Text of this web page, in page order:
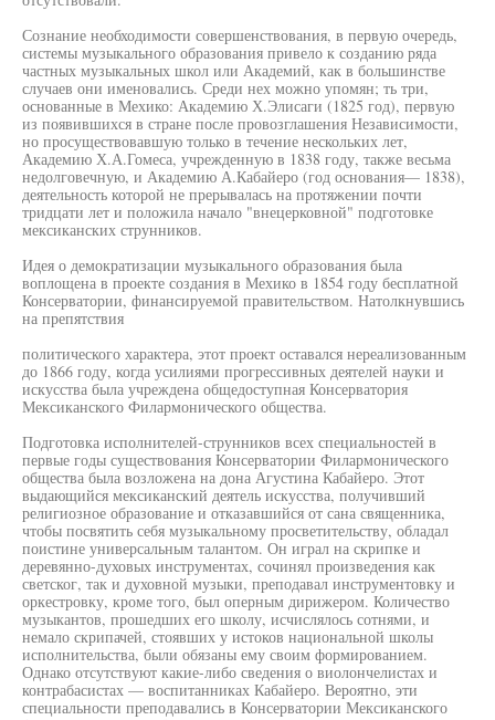
Сознание необходимости совершенствования, в первую очередь,
системы музыкального образования привело к созданию ряда
частных музыкальных школ или Академий, как в большинстве
случаев они именовались. Среди нех можно упомян; ть три,
основанные в Мехико: Академию Х.Элисаги (1825 год), первую
из появившихся в стране после провозглашения Независимости,
но просуществовавшую только в течение нескольких лет,
Академию Х.А.Гомеса, учрежденную в 1838 году, также весьма
недолговечную, и Академию А.Кабайеро (год основания— 1838),
деятельность которой не прерывалась на протяжении почти
тридцати лет и положила начало "внецерковной" подготовке
мексиканских струнников.
Идея о демократизации музыкального образования была
воплощена в проекте создания в Мехико в 1854 году бесплатной
Консерватории, финансируемой правительством. Натолкнувшись
на препятствия
политического характера, этот проект оставался нереализованным
до 1866 году, когда усилиями прогрессивных деятелей науки и
искусства была учреждена общедоступная Консерватория
Мексиканского Филармонического общества.
Подготовка исполнителей-струнников всех специальностей в
первые годы существования Консерватории Филармонического
общества была возложена на дона Агустина Кабайеро. Этот
выдающийся мексиканский деятель искусства, получивший
религиозное образование и отказавшийся от сана священника,
чтобы посвятить себя музыкальному просветительству, обладал
поистине универсальным талантом. Он играл на скрипке и
деревянно-духовых инструментах, сочинял произведения как
светског, так и духовной музыки, преподавал инструментовку и
оркестровку, кроме того, был оперным дирижером. Количество
музыкантов, прошедших его школу, исчислялось сотнями, и
немало скрипачей, стоявших у истоков национальной школы
исполнительства, были обязаны ему своим формированием.
Однако отсутствуют какие-либо сведения о виолончелистах и
контрабасистах — воспитанниках Кабайеро. Вероятно, эти
специальности преподавались в Консерватории Мексиканского